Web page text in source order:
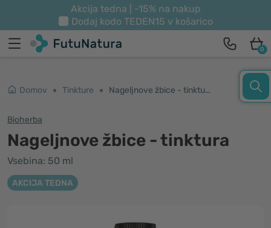
Akcija tedna | -15% na nakup
Dodaj kodo TEDEN15 v košarico
0
Domov Tinkture Nageljnove žbice - tinktura
Bioherba
Nageljnove žbice - tinktura
Vsebina: 50 ml
AKCIJA TEDNA